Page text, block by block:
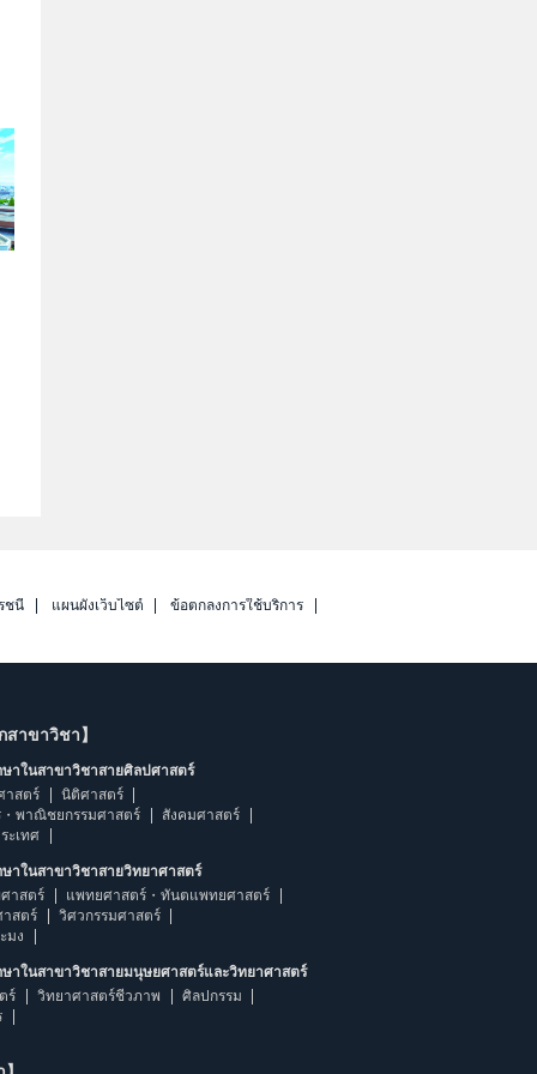
ชนี แผนผังเว็บไซต์ ข้อตกลงการใช้บริการ
าขาวิชา】
าในสาขาวิชาสายศิลปศาสตร์
าสตร์
นิติศาสตร์
・พาณิชยกรรมศาสตร์
สังคมศาสตร์
ะเทศ
าในสาขาวิชาสายวิทยาศาสตร์
าสตร์
แพทยศาสตร์・ทันตแพทยศาสตร์
สตร์
วิศวกรรมศาสตร์
มง
าในสาขาวิชาสายมนุษยศาสตร์และวิทยาศาสตร์
ร์
วิทยาศาสตร์ชีวภาพ
ศิลปกรรม